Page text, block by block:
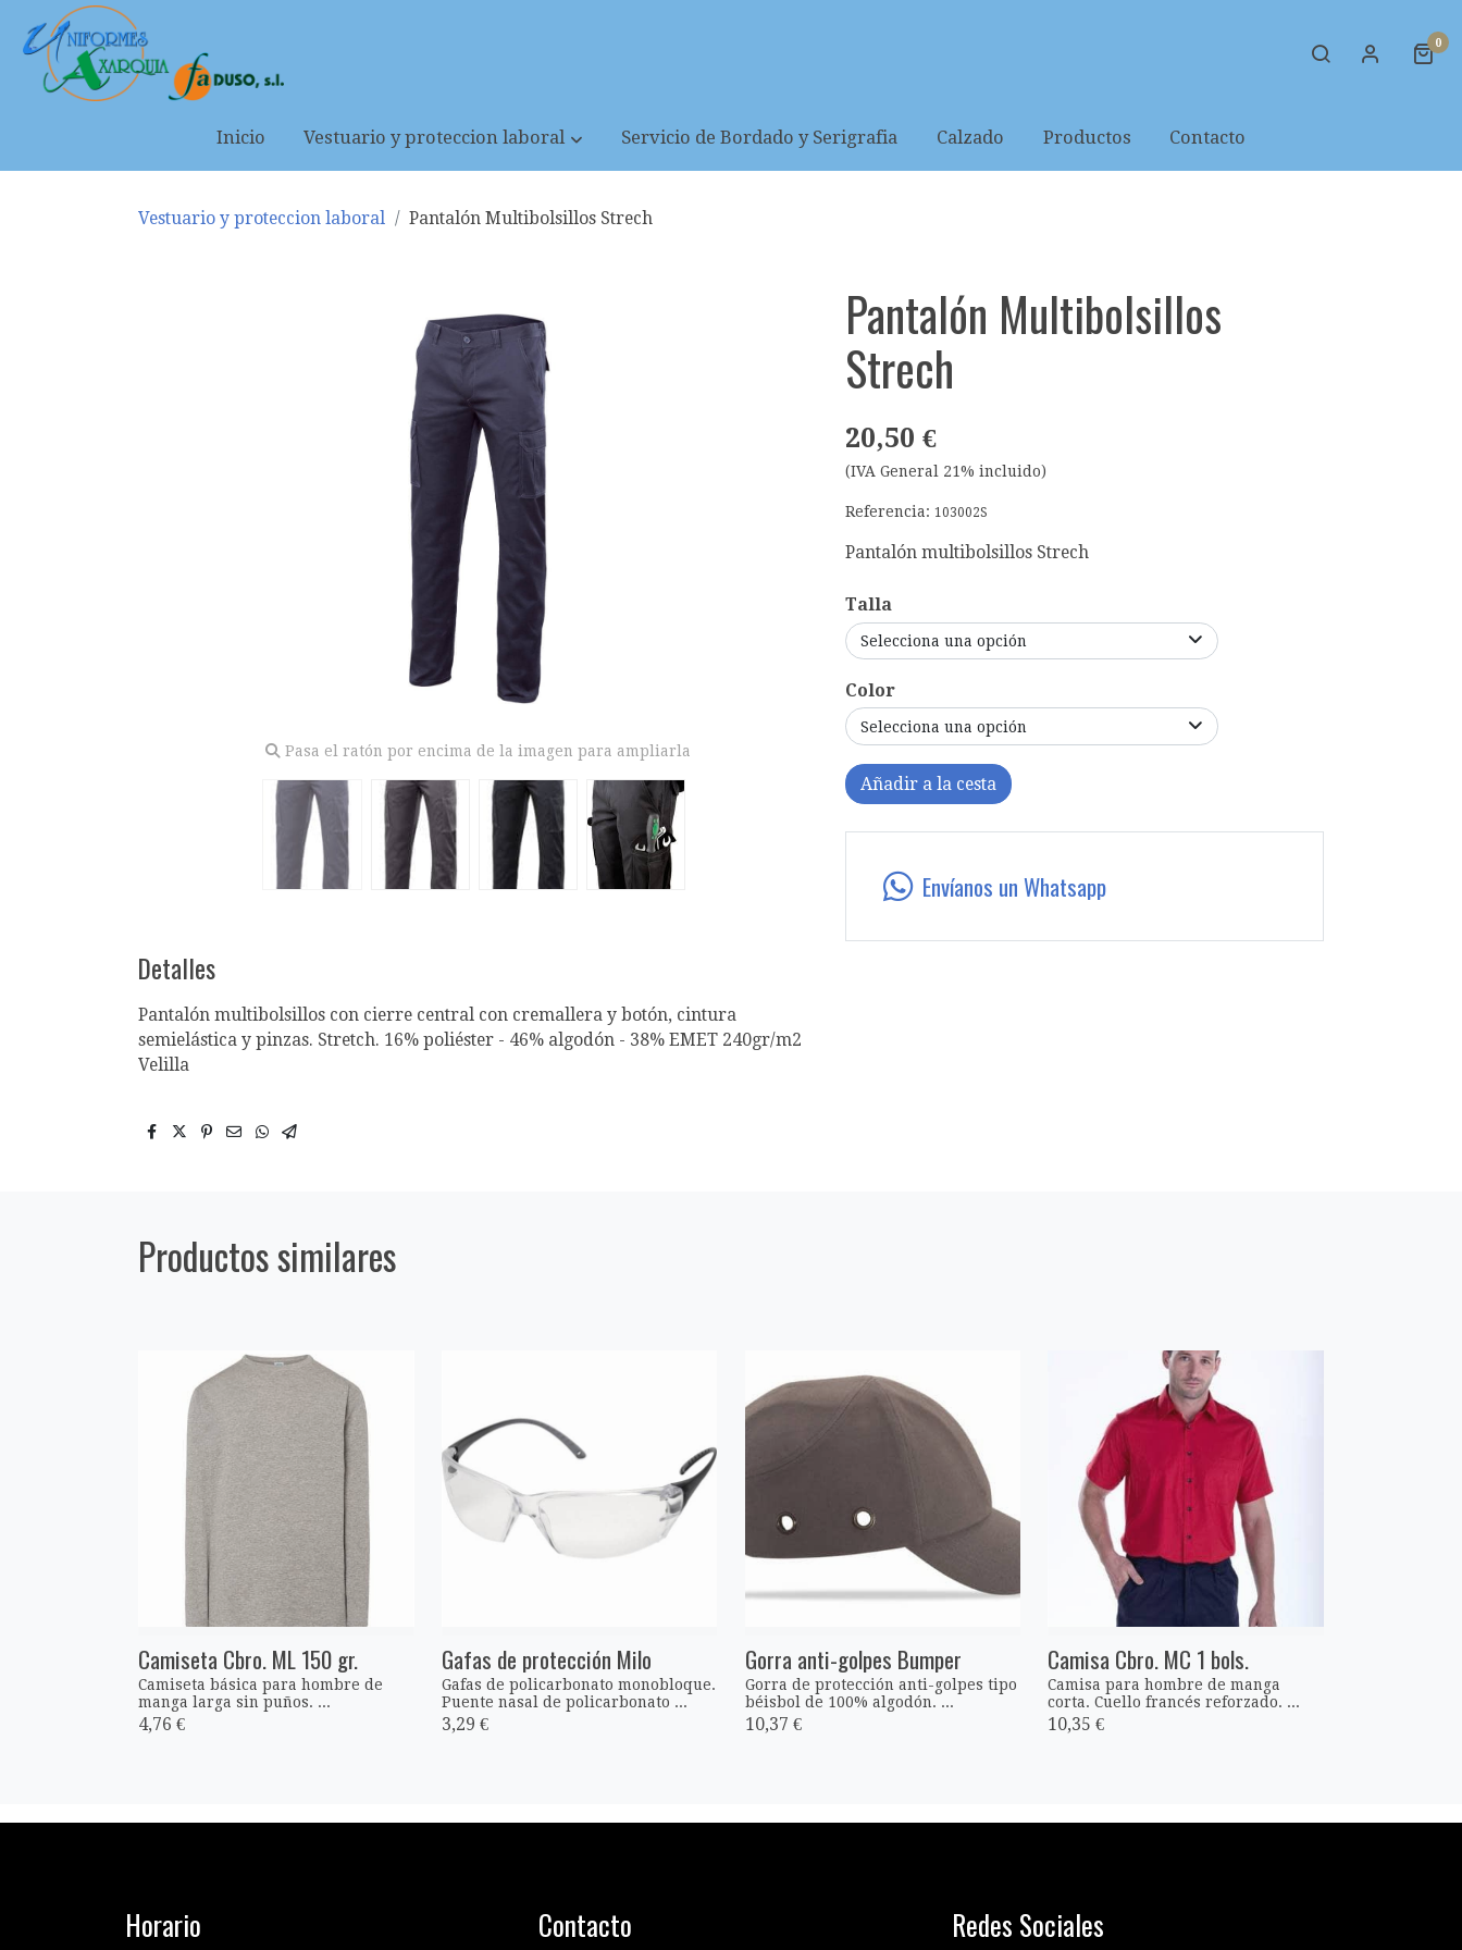
0
Inicio Vestuario y proteccion laboral Servicio de Bordado y Serigrafia Calzado Productos Contacto
Vestuario y proteccion laboral Pantalón Multibolsillos Strech
Pasa el ratón por encima de la imagen para ampliarla
Detalles
Pantalón multibolsillos con cierre central con cremallera y botón, cintura
semielástica y pinzas. Stretch. 16% poliéster - 46% algodón - 38% EMET 240gr/m2
Velilla
Pantalón Multibolsillos
Strech
20,50 €
(IVA General 21% incluido)
Referencia: 103002S
Pantalón multibolsillos Strech
Talla
Selecciona una opción
Color
Selecciona una opción
Añadir a la cesta
Envíanos un Whatsapp
Productos similares
Camiseta Cbro. ML 150 gr.
Camiseta básica para hombre de
manga larga sin puños. ...
4,76 €
Gafas de protección Milo
Gafas de policarbonato monobloque.
Puente nasal de policarbonato ...
3,29 €
Gorra anti-golpes Bumper
Gorra de protección anti-golpes tipo
béisbol de 100% algodón. ...
10,37 €
Camisa Cbro. MC 1 bols.
Camisa para hombre de manga
corta. Cuello francés reforzado. ...
10,35 €
Horario Contacto Redes Sociales